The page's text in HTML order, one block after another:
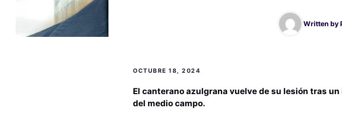
Written by
OCTUBRE 18, 2024
El canterano azulgrana vuelve de su lesión tras
del medio campo.